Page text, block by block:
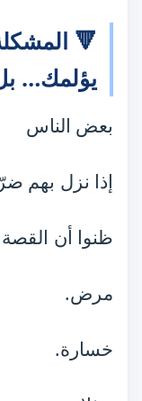
🔻
يؤلمك…
بعض الناس
إذا نزل بهم ضرّ
ظنوا أن
مرض.
خسارة.